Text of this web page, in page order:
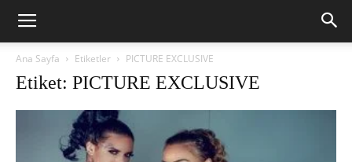
Ana Sayfa Etiketler PICTURE EXCLUSIVE
Etiket: PICTURE EXCLUSIVE